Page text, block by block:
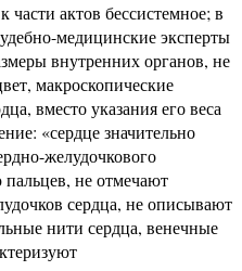
актов бессистемное; в
медицинские эксперты
внутренних органов, не
макроскопические
вместо указания его веса
«сердце значительно
желудочкового
не отмечают
сердца, не описывают
нити сердца, венечные